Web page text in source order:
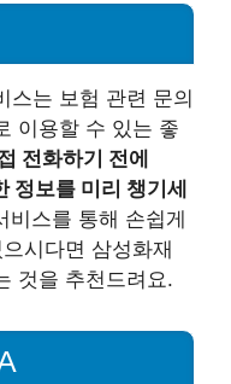
스는 보험 관련 문의
이용할 수 있는 좋
전화하기 전에
정보를 미리 챙기세
비스를 통해 손쉽게
시다면 삼성화재
것을 추천드려요.